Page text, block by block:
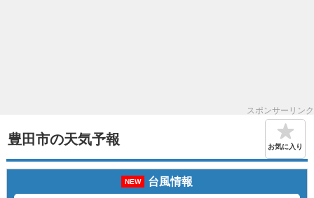
スポンサーリンク
豊田市の天気予報 お気に入り
NEW 台風情報